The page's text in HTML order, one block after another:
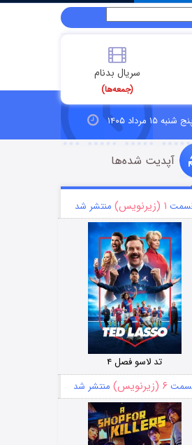
سریال بدنام
(جمعه‌ها)
شنبه ۱۵ مرداد ۱۴۰۵
آپدیت شده‌ها
۱ (زیرنویس) منتشر شد
تد لاسو فصل ۴
۶ (زیرنویس) منتشر شد